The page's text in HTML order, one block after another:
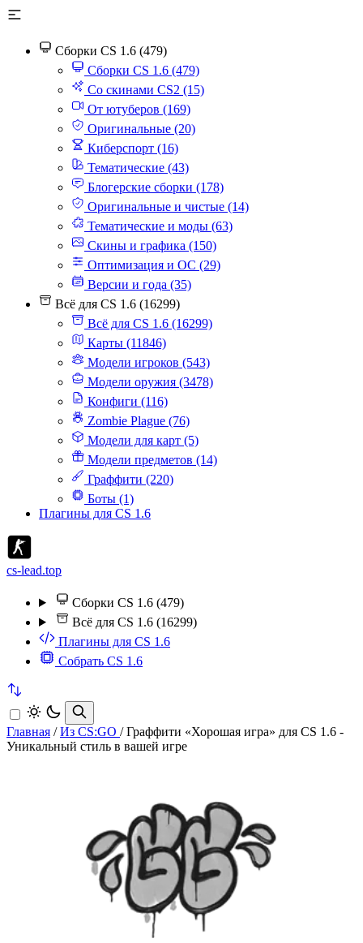
Сборки CS 1.6 (479)
Сборки CS 1.6 (479)
Со скинами CS2 (15)
От ютуберов (169)
Оригинальные (20)
Киберспорт (16)
Тематические (43)
Блогерские сборки (178)
Оригинальные и чистые (14)
Тематические и моды (63)
Скины и графика (150)
Оптимизация и ОС (29)
Версии и года (35)
Всё для CS 1.6 (16299)
Всё для CS 1.6 (16299)
Карты (11846)
Модели игроков (543)
Модели оружия (3478)
Конфиги (116)
Zombie Plague (76)
Модели для карт (5)
Модели предметов (14)
Граффити (220)
Боты (1)
Плагины для CS 1.6
cs-lead.top
Сборки CS 1.6 (479)
Всё для CS 1.6 (16299)
Плагины для CS 1.6
Собрать CS 1.6
Главная / Из CS:GO / Граффити «Хорошая игра» для CS 1.6 -
Уникальный стиль в вашей игре